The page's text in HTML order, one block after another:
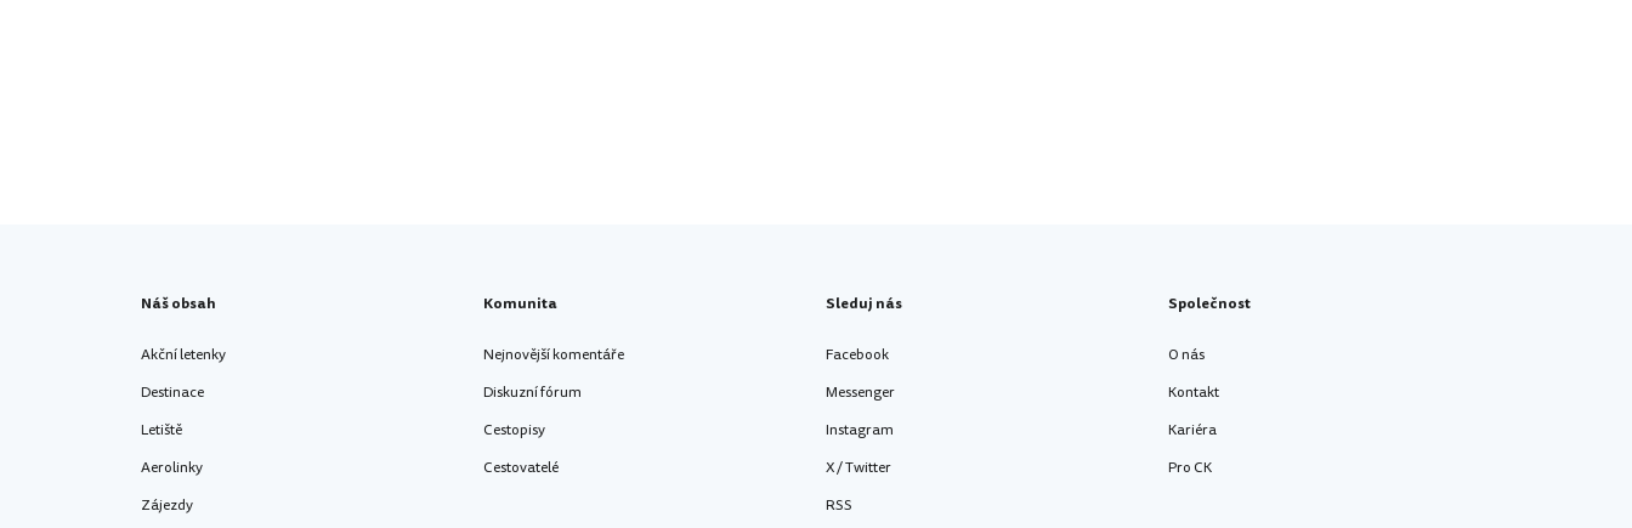
Náš obsah
Akční letenky
Destinace
Letiště
Aerolinky
Zájezdy
Komunita
Nejnovější komentáře
Diskuzní fórum
Cestopisy
Cestovatelé
Sleduj nás
Facebook
Messenger
Instagram
X / Twitter
RSS
Společnost
O nás
Kontakt
Kariéra
Pro CK